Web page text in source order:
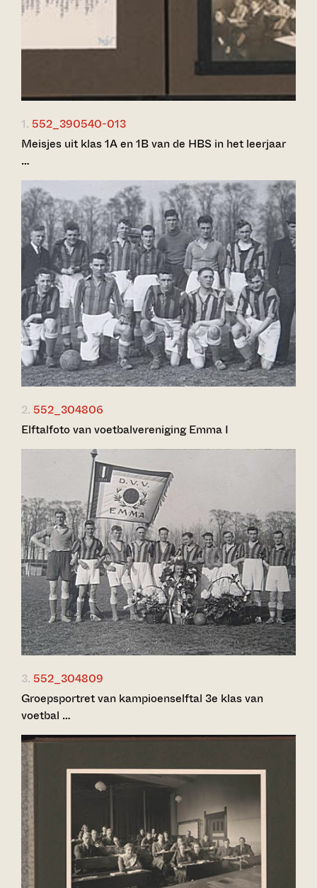
1. 552_390540-013
Meisjes uit klas 1A en 1B van de HBS in het leerjaar
…
2. 552_304806
Elftalfoto van voetbalvereniging Emma I
3. 552_304809
Groepsportret van kampioenselftal 3e klas van
voetbal …